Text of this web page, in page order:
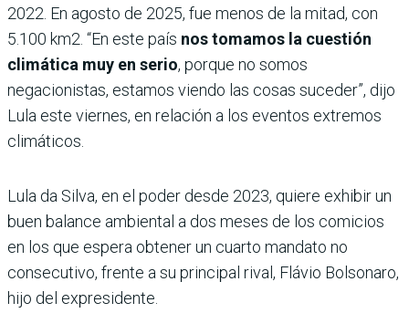
2022. En agosto de 2025, fue menos de la mitad, con
5.100 km2. “En este país nos tomamos la cuestión
climática muy en serio, porque no somos
negacionistas, estamos viendo las cosas suceder”, dijo
Lula este viernes, en relación a los eventos extremos
climáticos.
Lula da Silva, en el poder desde 2023, quiere exhibir un
buen balance ambiental a dos meses de los comicios
en los que espera obtener un cuarto mandato no
consecutivo, frente a su principal rival, Flávio Bolsonaro,
hijo del expresidente.